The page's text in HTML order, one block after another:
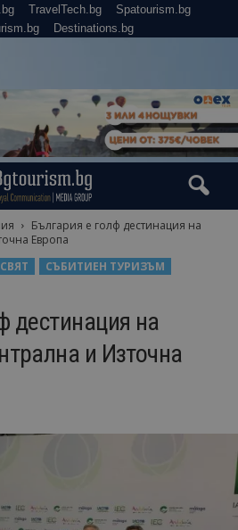
TravelTech.bg
Spatourism.bg
Destinations.bg
България е голф дестинация на
Европа
СВЯТ
СЪБИТИЕН ТУРИЗЪМ
дестинация на
и Източна